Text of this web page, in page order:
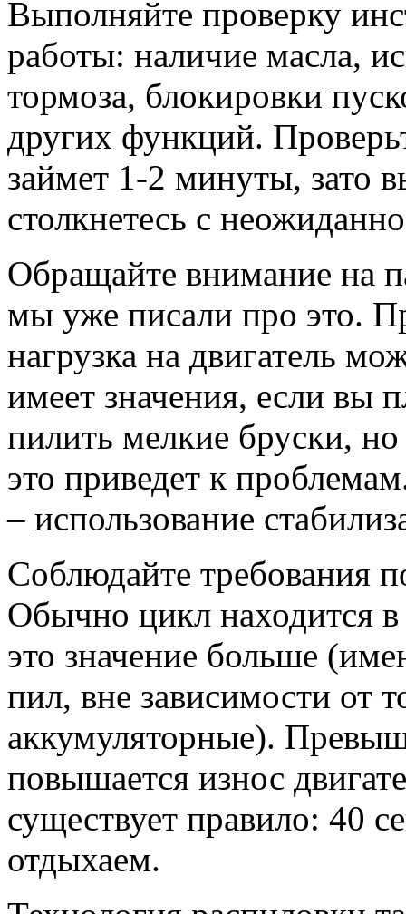
Выполняйте проверку
работы: наличие масла,
тормоза, блокировки
других функций.
займет 1-2 минуты, зато
столкнетесь с
Обращайте внимание на
мы уже писали про это.
нагрузка на двигатель
имеет значения, если вы
пилить мелкие бруски,
это приведет к
– использование
Соблюдайте требования
Обычно цикл находится
это значение больше
пил, вне зависимости от
аккумуляторные).
повышается износ
существует правило: 40
отдыхаем.